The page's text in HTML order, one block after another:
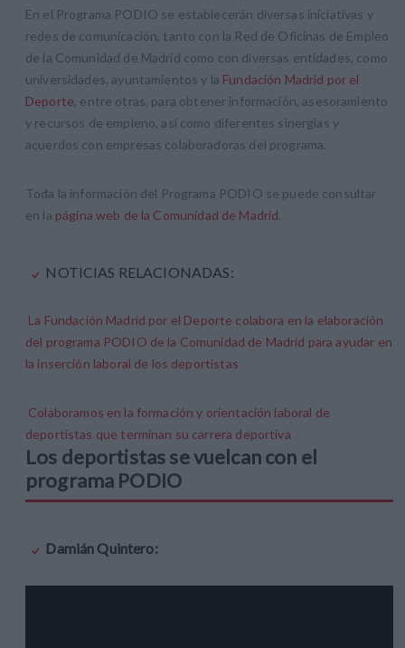
En el Programa PODIO se establecerán diversas iniciativas y
redes de comunicación, tanto con la Red de Oficinas de Empleo
de la Comunidad de Madrid como con diversas entidades, como
universidades, ayuntamientos y la Fundación Madrid por el
Deporte , entre otras, para obtener información, asesoramiento
y recursos de empleno, así como diferentes sinergias y
acuerdos con empresas colaboradoras del programa.
Toda la información del Programa PODIO se puede consultar
en la página web de la Comunidad de Madrid.
NOTICIAS RELACIONADAS:
La Fundación Madrid por el Deporte colabora en la elaboración
del programa PODIO de la Comunidad de Madrid para ayudar en
la inserción laboral de los deportistas
Colaboramos en la formación y orientación laboral de
deportistas que terminan su carrera deportiva
Los deportistas se vuelcan con el
programa PODIO
Damián Quintero: